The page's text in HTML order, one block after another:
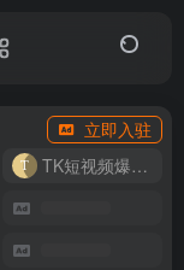
立即入驻
TK短视频爆款复刻